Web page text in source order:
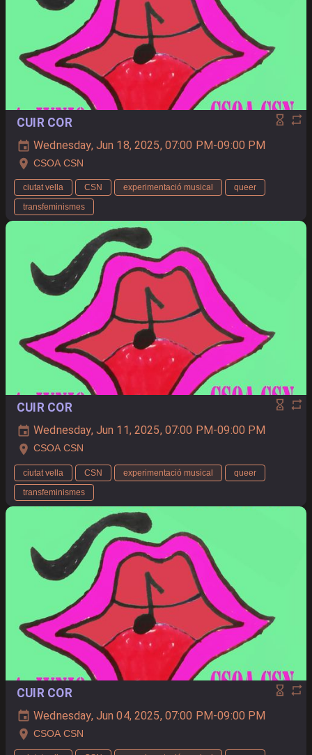
CUIR COR
Wednesday, Jun 18, 2025, 07:00 PM-09:00 PM
CSOA CSN
ciutat vella CSN experimentació musical
queer
transfeminismes
CUIR COR
Wednesday, Jun 11, 2025, 07:00 PM-09:00 PM
CSOA CSN
ciutat vella CSN experimentació musical
queer
transfeminismes
CUIR COR
Wednesday, Jun 04, 2025, 07:00 PM-09:00 PM
CSOA CSN